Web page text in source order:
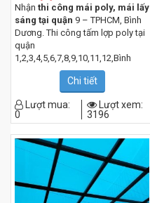
Nhận thi công mái poly, mái lấy
sáng tại quận 9 – TPHCM, Bình
Dương. Thi công tấm lợp poly tại
quận
1,2,3,4,5,6,7,8,9,10,11,12,Bình
Thạnh, Quận Thủ Đức, Tân Phú,
Tân Bình, Bình Tân,Phú Nhuận, Gò
Lắp đặt mái poly lấy sáng theo
phố,biệt thự, nhà xe, nhà chung
cư, bãi xe, nhà ga, bến bãi và thi
công làm mái poly theo mọi nhu
cầu.
Mái lấy sángphổ biến hiện nay
Chi tiết
Lượt mua:
0
Lượt xem:
3196